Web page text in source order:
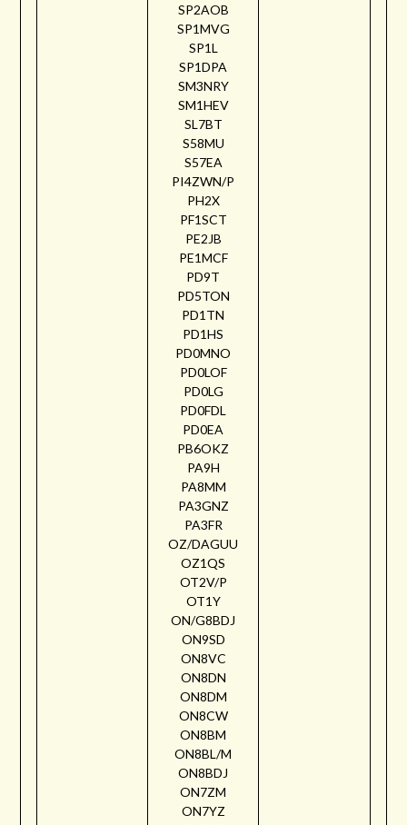
SP2AOB
SP1MVG
SP1L
SP1DPA
SM3NRY
SM1HEV
SL7BT
S58MU
S57EA
PI4ZWN/P
PH2X
PF1SCT
PE2JB
PE1MCF
PD9T
PD5TON
PD1TN
PD1HS
PD0MNO
PD0LOF
PD0LG
PD0FDL
PD0EA
PB6OKZ
PA9H
PA8MM
PA3GNZ
PA3FR
OZ/DAGUU
OZ1QS
OT2V/P
OT1Y
ON/G8BDJ
ON9SD
ON8VC
ON8DN
ON8DM
ON8CW
ON8BM
ON8BL/M
ON8BDJ
ON7ZM
ON7YZ